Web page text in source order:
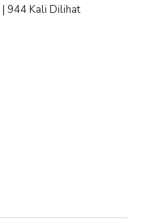
| 944 Kali Dilihat